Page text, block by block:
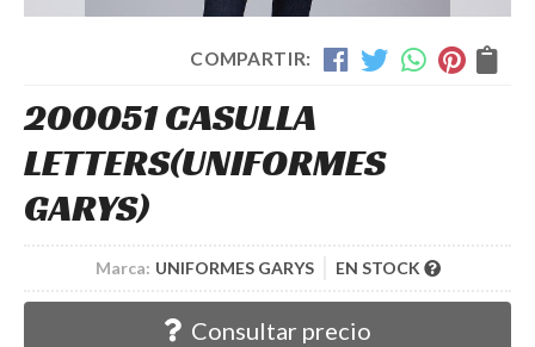
COMPARTIR:
200051 CASULLA
LETTERS(UNIFORMES
GARYS)
Marca: UNIFORMES GARYS EN STOCK
Consultar precio